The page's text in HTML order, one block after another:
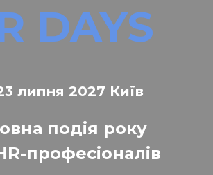
DAYS
липня 2027 Київ
подія року
професіоналів